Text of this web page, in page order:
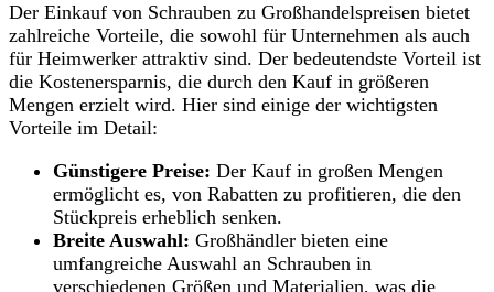
Der Einkauf von Schrauben zu Großhandelspreisen bietet
zahlreiche Vorteile, die sowohl für Unternehmen als auch
für Heimwerker attraktiv sind. Der bedeutendste Vorteil ist
die Kostenersparnis, die durch den Kauf in größeren
Mengen erzielt wird. Hier sind einige der wichtigsten
Vorteile im Detail:
Günstigere Preise: Der Kauf in großen Mengen
ermöglicht es, von Rabatten zu profitieren, die den
Stückpreis erheblich senken.
Breite Auswahl: Großhändler bieten eine
umfangreiche Auswahl an Schrauben in
verschiedenen Größen und Materialien, was die